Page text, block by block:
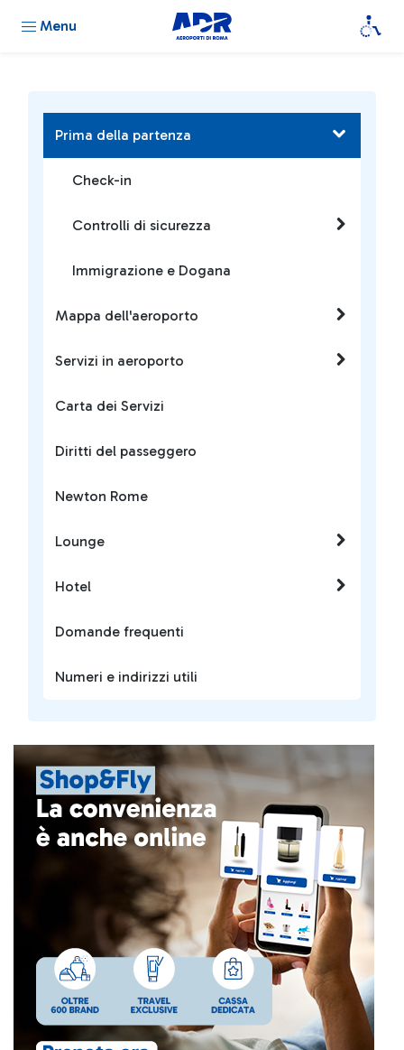
Menu
Prima della partenza
Check-in
Controlli di sicurezza
Immigrazione e Dogana
Mappa dell'aeroporto
Servizi in aeroporto
Carta dei Servizi
Diritti del passeggero
Newton Rome
Lounge
Hotel
Domande frequenti
Numeri e indirizzi utili